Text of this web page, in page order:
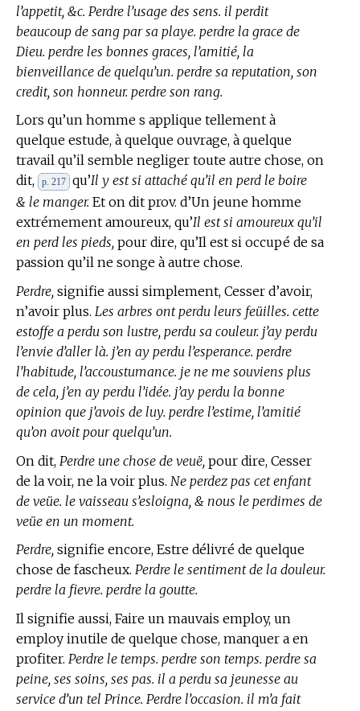
l’appetit, &c. Perdre l’usage des sens. il perdit
beaucoup de sang par sa playe. perdre la grace de
Dieu. perdre les bonnes graces, l’amitié, la
bienveillance de quelqu’un. perdre sa reputation, son
credit, son honneur. perdre son rang.
Lors qu’un homme s applique tellement à
quelque estude, à quelque ouvrage, à quelque
travail qu’il semble negliger toute autre chose, on
dit,
p. 217 qu’Il y est si attaché qu’il en perd le boire
& le manger. Et on dit prov. d’Un jeune homme
extrémement amoureux, qu’Il est si amoureux qu’il
en perd les pieds, pour dire, qu’Il est si occupé de sa
passion qu’il ne songe à autre chose.
Perdre, signifie aussi simplement, Cesser d’avoir,
n’avoir plus. Les arbres ont perdu leurs feüilles. cette
estoffe a perdu son lustre, perdu sa couleur. j’ay perdu
l’envie d’aller là. j’en ay perdu l’esperance. perdre
l’habitude, l’accoustumance. je ne me souviens plus
de cela, j’en ay perdu l’idée. j’ay perdu la bonne
opinion que j’avois de luy. perdre l’estime, l’amitié
qu’on avoit pour quelqu’un.
On dit, Perdre une chose de veuë, pour dire, Cesser
de la voir, ne la voir plus. Ne perdez pas cet enfant
de veüe. le vaisseau s’esloigna, & nous le perdimes de
veüe en un moment.
Perdre, signifie encore, Estre délivré de quelque
chose de fascheux. Perdre le sentiment de la douleur.
perdre la fievre. perdre la goutte.
Il signifie aussi, Faire un mauvais employ, un
employ inutile de quelque chose, manquer a en
profiter. Perdre le temps. perdre son temps. perdre sa
peine, ses soins, ses pas. il a perdu sa jeunesse au
service d’un tel Prince. Perdre l’occasion. il m’a fait